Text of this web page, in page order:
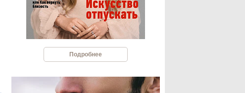
Подробнее